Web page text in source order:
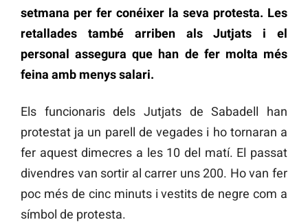
setmana per fer conéixer la seva protesta. Les
retallades també arriben als Jutjats i el
personal assegura que han de fer molta més
feina amb menys salari.
Els funcionaris dels Jutjats de Sabadell han
protestat ja un parell de vegades i ho tornaran a
fer aquest dimecres a les 10 del matí. El passat
divendres van sortir al carrer uns 200. Ho van fer
poc més de cinc minuts i vestits de negre com a
símbol de protesta.